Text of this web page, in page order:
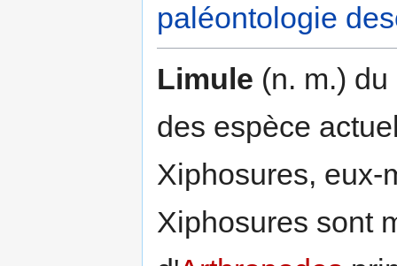
paléontologie
Limule (n. m.)
des espèce
Xiphosures,
Xiphosures sont